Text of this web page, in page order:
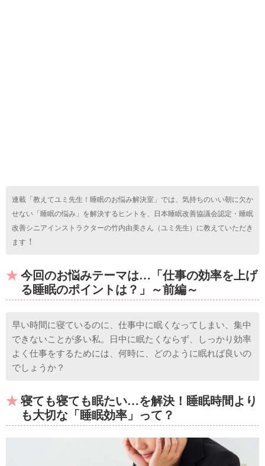
連載「教えてユミ先生！睡眠のお悩み解決室」では、気持ちのいい朝に欠か
せない「睡眠の悩み」を解決するヒントを、日本睡眠改善協議会認定・睡眠
改善シニアインストラクターの竹内由美さん（ユミ先生）に教えていただき
ます ！
今回のお悩みテーマは…「仕事の効率を上げ
る睡眠のポイントは？」～前編～
早い時間に寝ているのに、仕事中に眠くなってしまい、集中
できないことが多い私。日中に眠たくならず、しっかり効率
よく仕事をするためには、何時に、どのように眠れば良いの
でしょうか？
寝ても寝ても眠たい…を解決！睡眠時間より
も大切な「睡眠効率」って？